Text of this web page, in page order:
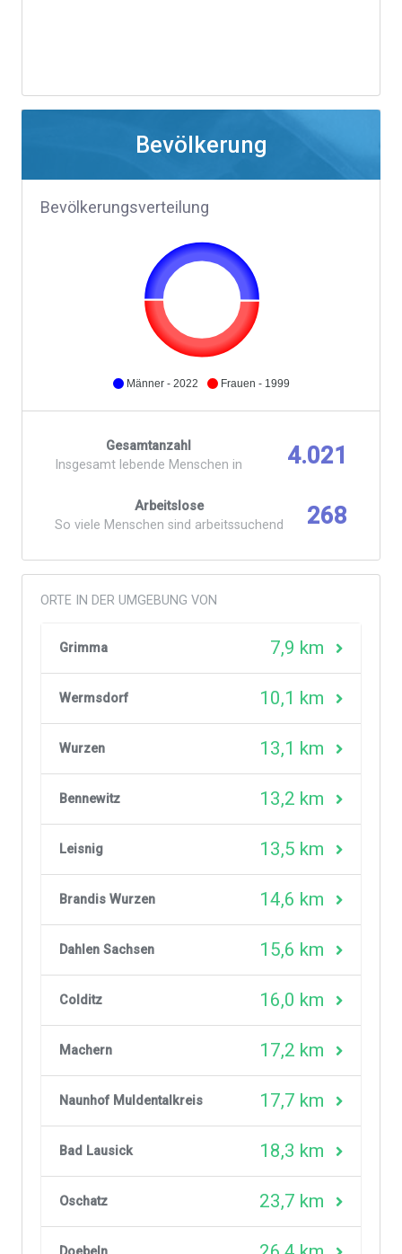
Bevölkerung
Bevölkerungsverteilung
Männer - 2022 Frauen - 1999
Gesamtanzahl
Insgesamt lebende Menschen in
4.021
Arbeitslose
So viele Menschen sind arbeitssuchend
268
ORTE IN DER UMGEBUNG VON
Grimma 7,9 km
Wermsdorf 10,1 km
Wurzen 13,1 km
Bennewitz 13,2 km
Leisnig 13,5 km
Brandis Wurzen 14,6 km
Dahlen Sachsen 15,6 km
Colditz 16,0 km
Machern 17,2 km
Naunhof Muldentalkreis 17,7 km
Bad Lausick 18,3 km
Oschatz 23,7 km